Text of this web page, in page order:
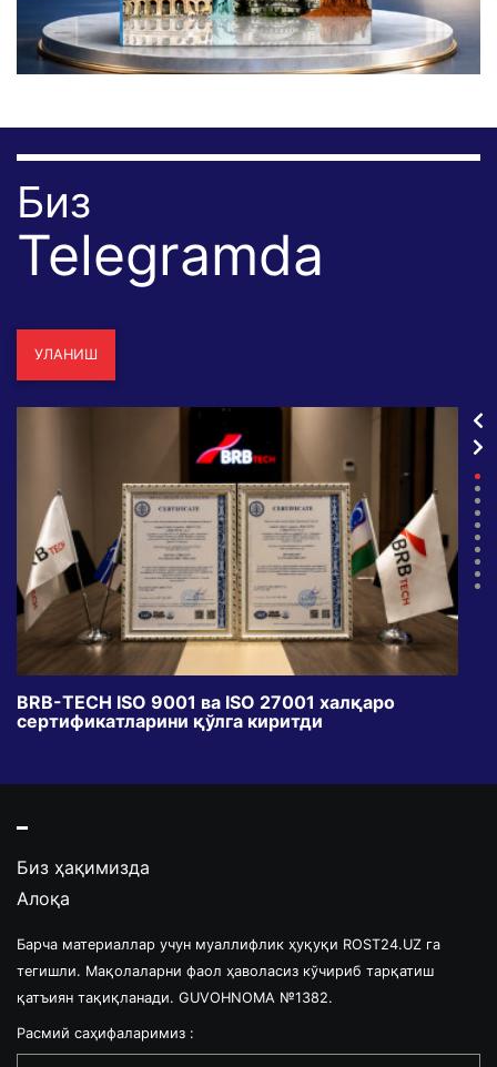
Биз
Telegramda
УЛАНИШ
BRB-TECH ISO 9001 ва ISO 27001 халқаро
сертификатларини қўлга киритди
Биз ҳақимизда
Алоқа
Барча материаллар учун муаллифлик ҳуқуқи ROST24.UZ га
тегишли. Мақолаларни фаол ҳаволасиз кўчириб тарқатиш
қатъиян тақиқланади. GUVOHNOMA №1382.
Расмий саҳифаларимиз :